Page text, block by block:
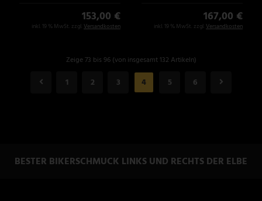
153,00 €
inkl. 19 % MwSt. zzgl. Versandkosten
167,00 €
inkl. 19 % MwSt. zzgl. Versandkosten
Zeige 73 bis 96 (von insgesamt 132 Artikeln)
1 2 3 4 5 6
BESTER BIKERSCHMUCK LINKS UND RECHTS DER ELBE